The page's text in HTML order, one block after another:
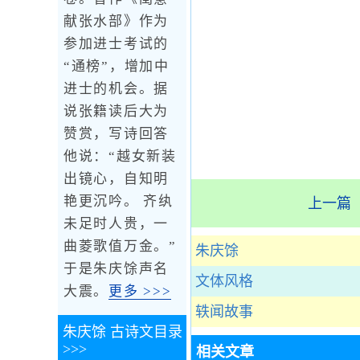
上一篇
朱庆馀
文体风格
轶闻故事
相关文章
献张水部》作为
参加进士考试的
“通榜”，增加中
进士的机会。据
说张籍读后大为
赞赏，写诗回答
他说：“越女新装
出镜心，自知明
艳更沉吟。 齐纨
未足时人贵，一
曲菱歌值万金。”
于是朱庆馀声名
大震。 更多 >>>
朱庆馀 古诗文目录
>>>